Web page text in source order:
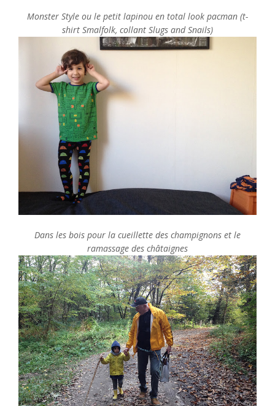
Monster Style ou le petit lapinou en total look pacman (t-
shirt Smalfolk, collant Slugs and Snails)
Dans les bois pour la cueillette des champignons et le
ramassage des châtaignes